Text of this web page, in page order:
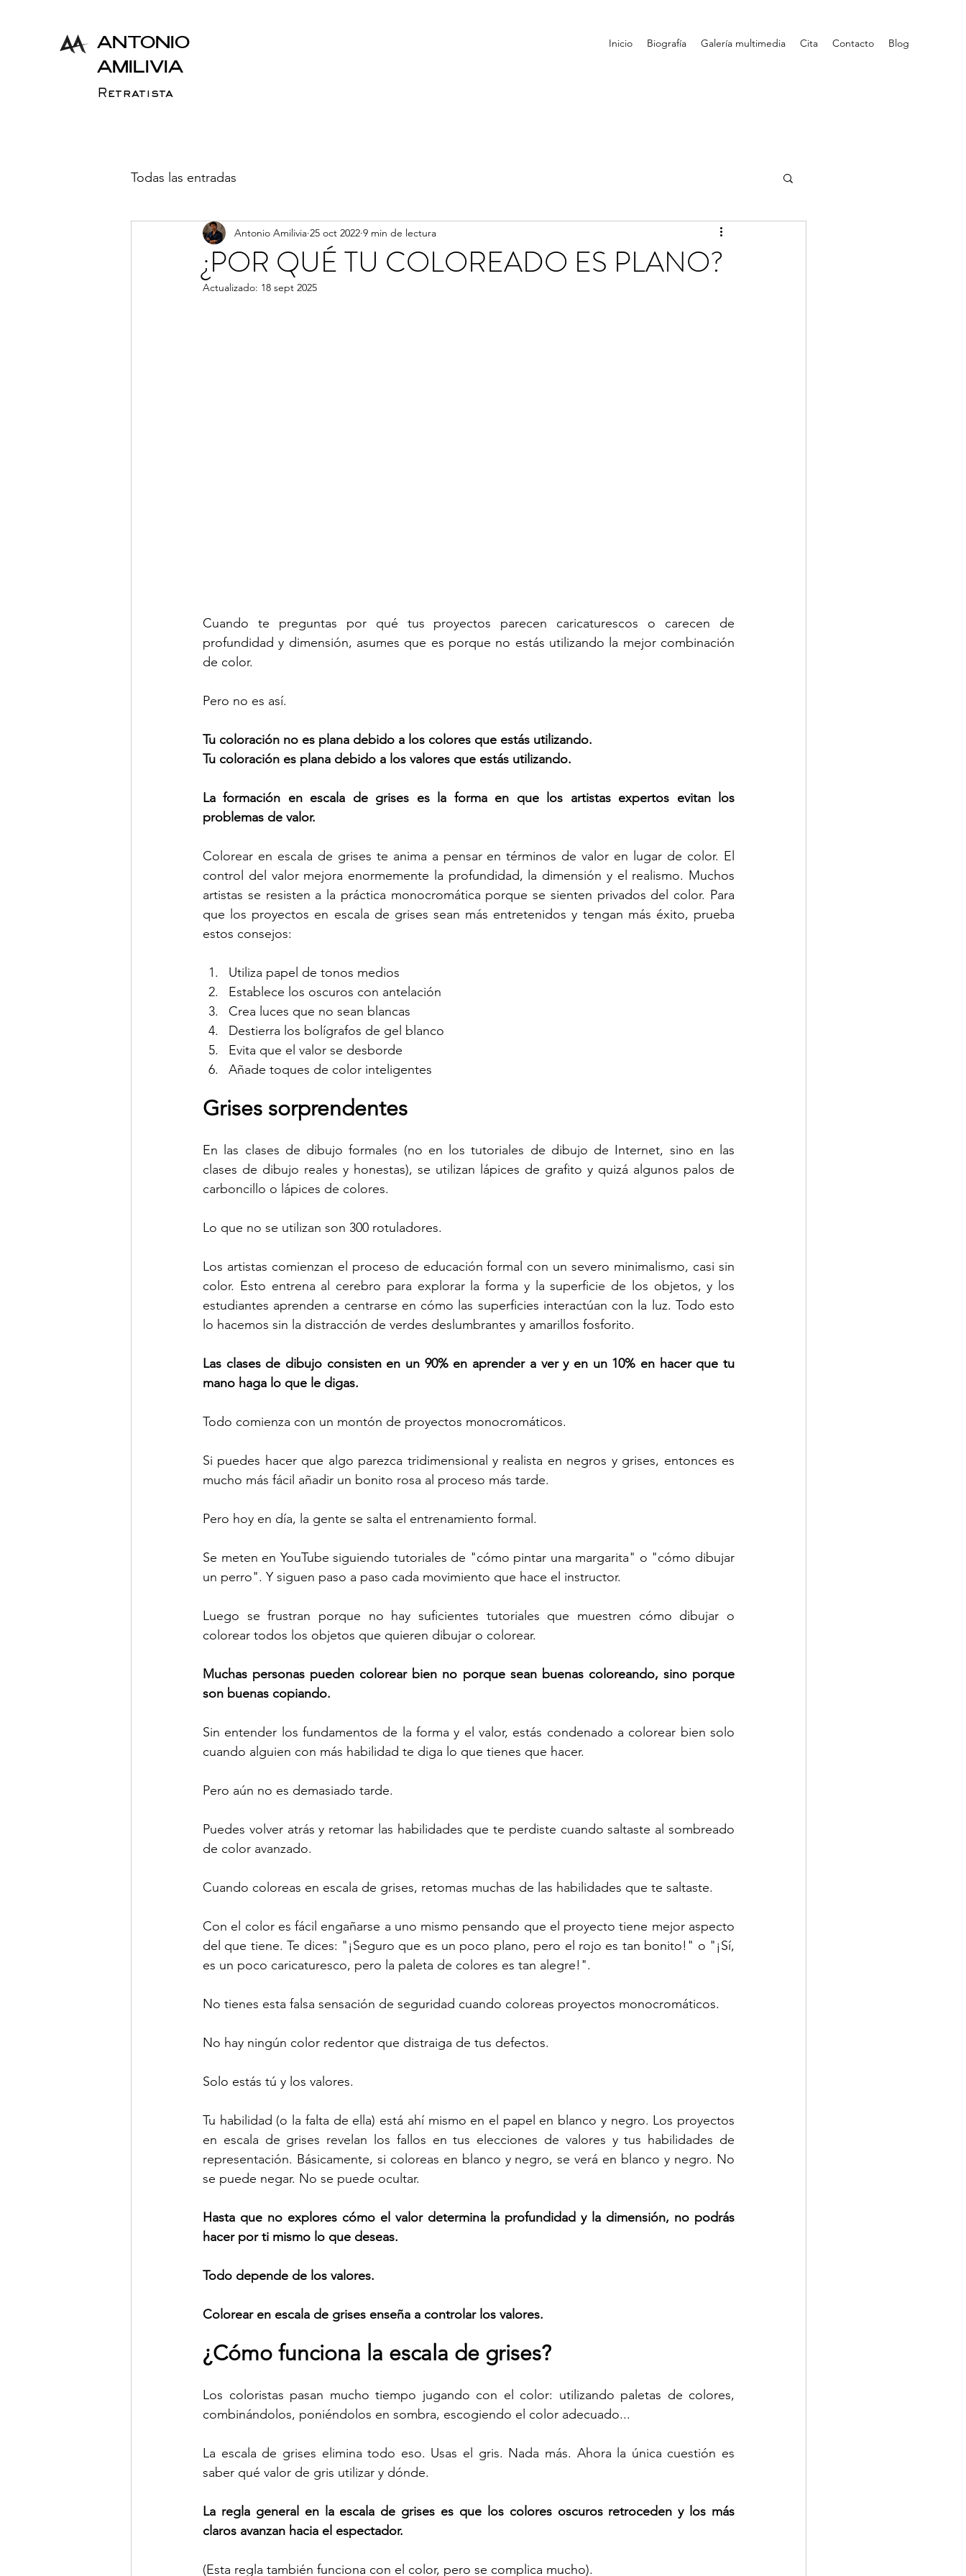
ANTONIO
AMILIVIA
Retratista
Inicio Biografía Galería multimedia Cita Contacto Blog
Todas las entradas
¿POR QUÉ TU COLOREADO ES PLANO?
Antonio Amilivia 25 oct 2022 9 min de lectura
Actualizado: 18 sept 2025
Cuando te preguntas por qué tus proyectos parecen caricaturescos o carecen de
profundidad y dimensión, asumes que es porque no estás utilizando la mejor combinación
de color.
Pero no es así.
Tu coloración no es plana debido a los colores que estás utilizando.
Tu coloración es plana debido a los valores que estás utilizando.
La formación en escala de grises es la forma en que los artistas expertos evitan los
problemas de valor.
Colorear en escala de grises te anima a pensar en términos de valor en lugar de color. El
control del valor mejora enormemente la profundidad, la dimensión y el realismo. Muchos
artistas se resisten a la práctica monocromática porque se sienten privados del color. Para
que los proyectos en escala de grises sean más entretenidos y tengan más éxito, prueba
estos consejos:
Utiliza papel de tonos medios
Establece los oscuros con antelación
Crea luces que no sean blancas
Destierra los bolígrafos de gel blanco
Evita que el valor se desborde
Añade toques de color inteligentes
Grises sorprendentes
En las clases de dibujo formales (no en los tutoriales de dibujo de Internet, sino en las
clases de dibujo reales y honestas), se utilizan lápices de grafito y quizá algunos palos de
carboncillo o lápices de colores.
Lo que no se utilizan son 300 rotuladores.
Los artistas comienzan el proceso de educación formal con un severo minimalismo, casi sin
color. Esto entrena al cerebro para explorar la forma y la superficie de los objetos, y los
estudiantes aprenden a centrarse en cómo las superficies interactúan con la luz. Todo esto
lo hacemos sin la distracción de verdes deslumbrantes y amarillos fosforito.
Las clases de dibujo consisten en un 90% en aprender a ver y en un 10% en hacer que tu
mano haga lo que le digas.
Todo comienza con un montón de proyectos monocromáticos.
Si puedes hacer que algo parezca tridimensional y realista en negros y grises, entonces es
mucho más fácil añadir un bonito rosa al proceso más tarde.
Pero hoy en día, la gente se salta el entrenamiento formal.
Se meten en YouTube siguiendo tutoriales de "cómo pintar una margarita" o "cómo dibujar
un perro". Y siguen paso a paso cada movimiento que hace el instructor.
Luego se frustran porque no hay suficientes tutoriales que muestren cómo dibujar o
colorear todos los objetos que quieren dibujar o colorear.
Muchas personas pueden colorear bien no porque sean buenas coloreando, sino porque
son buenas copiando.
Sin entender los fundamentos de la forma y el valor, estás condenado a colorear bien solo
cuando alguien con más habilidad te diga lo que tienes que hacer.
Pero aún no es demasiado tarde.
Puedes volver atrás y retomar las habilidades que te perdiste cuando saltaste al sombreado
de color avanzado.
Cuando coloreas en escala de grises, retomas muchas de las habilidades que te saltaste.
Con el color es fácil engañarse a uno mismo pensando que el proyecto tiene mejor aspecto
del que tiene. Te dices: "¡Seguro que es un poco plano, pero el rojo es tan bonito!" o "¡Sí,
es un poco caricaturesco, pero la paleta de colores es tan alegre!".
No tienes esta falsa sensación de seguridad cuando coloreas proyectos monocromáticos.
No hay ningún color redentor que distraiga de tus defectos.
Solo estás tú y los valores.
Tu habilidad (o la falta de ella) está ahí mismo en el papel en blanco y negro. Los proyectos
en escala de grises revelan los fallos en tus elecciones de valores y tus habilidades de
representación. Básicamente, si coloreas en blanco y negro, se verá en blanco y negro. No
se puede negar. No se puede ocultar.
Hasta que no explores cómo el valor determina la profundidad y la dimensión, no podrás
hacer por ti mismo lo que deseas.
Todo depende de los valores.
Colorear en escala de grises enseña a controlar los valores.
¿Cómo funciona la escala de grises?
Los coloristas pasan mucho tiempo jugando con el color: utilizando paletas de colores,
combinándolos, poniéndolos en sombra, escogiendo el color adecuado...
La escala de grises elimina todo eso. Usas el gris. Nada más. Ahora la única cuestión es
saber qué valor de gris utilizar y dónde.
La regla general en la escala de grises es que los colores oscuros retroceden y los más
claros avanzan hacia el espectador.
(Esta regla también funciona con el color, pero se complica mucho).